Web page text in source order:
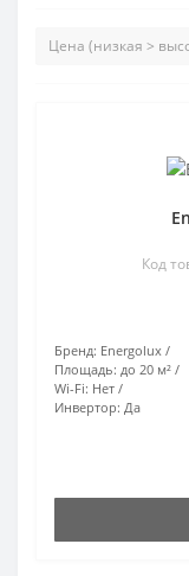
Код
Бренд: Energolux
Площадь: до 20 м²
Wi-Fi: Нет
Инвертор: Да